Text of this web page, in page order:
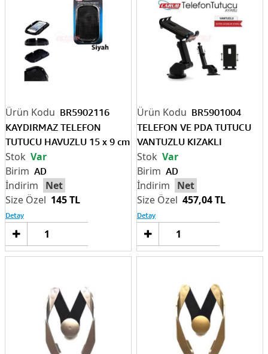
BR5902116
KAYDIRMAZ TELEFON
TUTUCU HAVUZLU 15 x 9 cm
AD
Net
145 TL
Var
Detay
Sepete
BR5901004
TELEFON VE PDA TUTUCU
VANTUZLU KIZAKLI
AD
Net
457,04 TL
Var
Detay